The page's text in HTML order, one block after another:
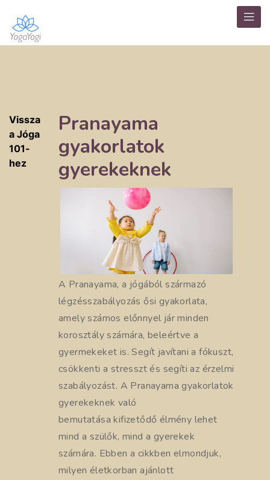
Vissza
a Jóga
101-
hez
Pranayama
gyakorlatok
gyerekeknek
A Pranayama, a jógából származó
légzésszabályozás ősi gyakorlata,
amely számos előnnyel jár minden
korosztály számára, beleértve a
gyermekeket is. Segít javítani a fókuszt,
csökkenti a stresszt és segíti az érzelmi
szabályozást. A Pranayama gyakorlatok
gyerekeknek való
bemutatása kifizetődő élmény lehet
mind a szülők, mind a gyerekek
számára. Ebben a cikkben elmondjuk,
milyen életkorban ajánlott